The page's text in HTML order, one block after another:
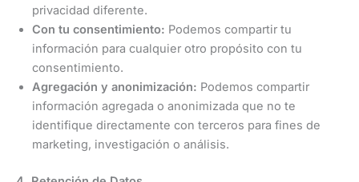
privacidad diferente.
Con tu consentimiento: Podemos compartir tu
información para cualquier otro propósito con tu
consentimiento.
Agregación y anonimización: Podemos compartir
información agregada o anonimizada que no te
identifique directamente con terceros para fines de
marketing, investigación o análisis.